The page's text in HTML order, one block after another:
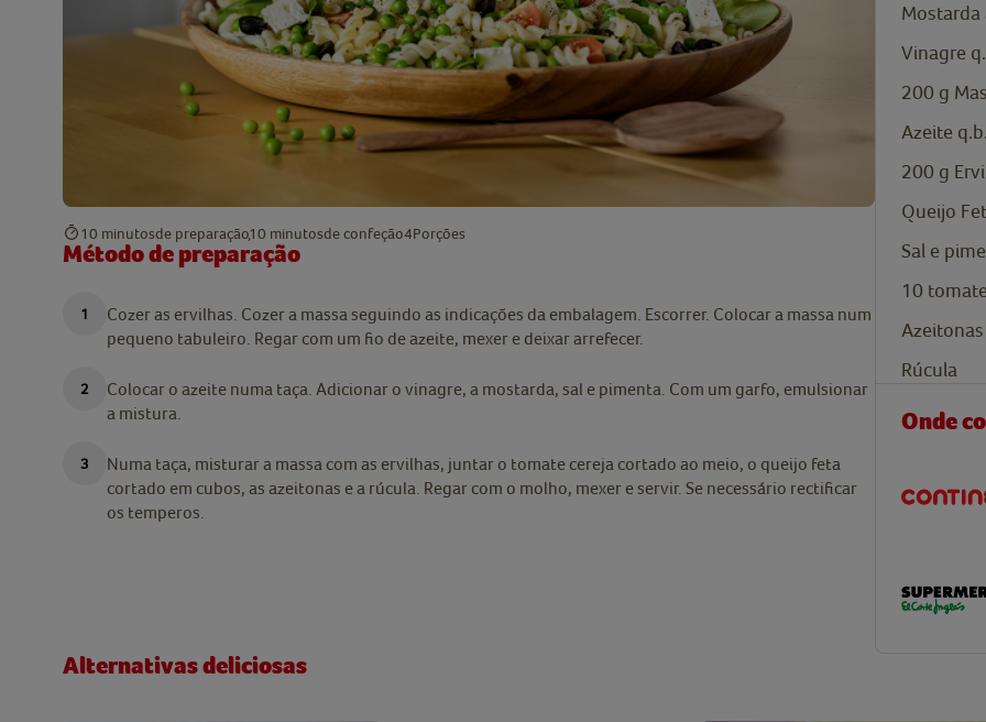
10 minutosde preparação10 minutosde confeção4Porções
Método de preparação
Cozer as ervilhas. Cozer a massa seguindo as indicações da embalagem. Escorrer. Colocar a massa num
pequeno tabuleiro. Regar com um fio de azeite, mexer e deixar arrefecer.
Colocar o azeite numa taça. Adicionar o vinagre, a mostarda, sal e pimenta. Com um garfo, emulsionar
a mistura.
Numa taça, misturar a massa com as ervilhas, juntar o tomate cereja cortado ao meio, o queijo feta
cortado em cubos, as azeitonas e a rúcula. Regar com o molho, mexer e servir. Se necessário rectificar
os temperos.
Mostarda
Vinagre
200 g
Azeite q.b.
200 g
Queijo
Sal e
10
Azeitonas
Rúcula
Onde
Alternativas deliciosas